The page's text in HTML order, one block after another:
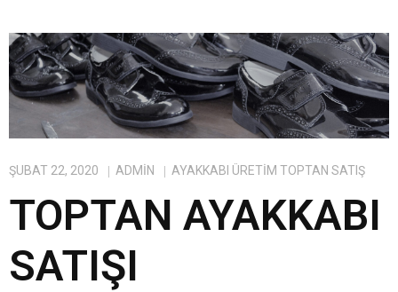
ŞUBAT 22, 2020 ADMIN AYAKKABI ÜRETIM TOPTAN SATIŞ
TOPTAN AYAKKABI
SATIŞI